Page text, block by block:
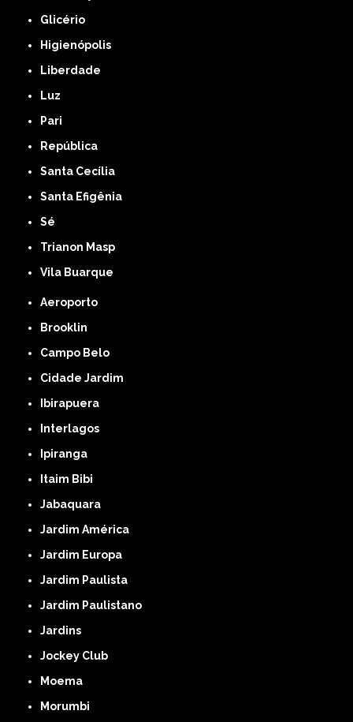
Glicério
Higienópolis
Liberdade
Luz
Pari
República
Santa Cecília
Santa Efigênia
Sé
Trianon Masp
Vila Buarque
Aeroporto
Brooklin
Campo Belo
Cidade Jardim
Ibirapuera
Interlagos
Ipiranga
Itaim Bibi
Jabaquara
Jardim América
Jardim Europa
Jardim Paulista
Jardim Paulistano
Jardins
Jockey Club
Moema
Morumbi